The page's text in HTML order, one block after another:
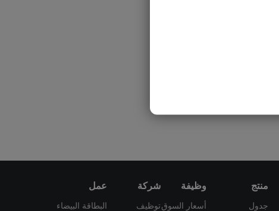
منتج
جدول
وظيفة
أسعار السوق
شركة
توظيف
عمل
البطاقة البيضاء